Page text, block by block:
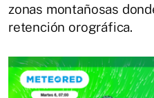
zonas montañosas
retención orográfica.